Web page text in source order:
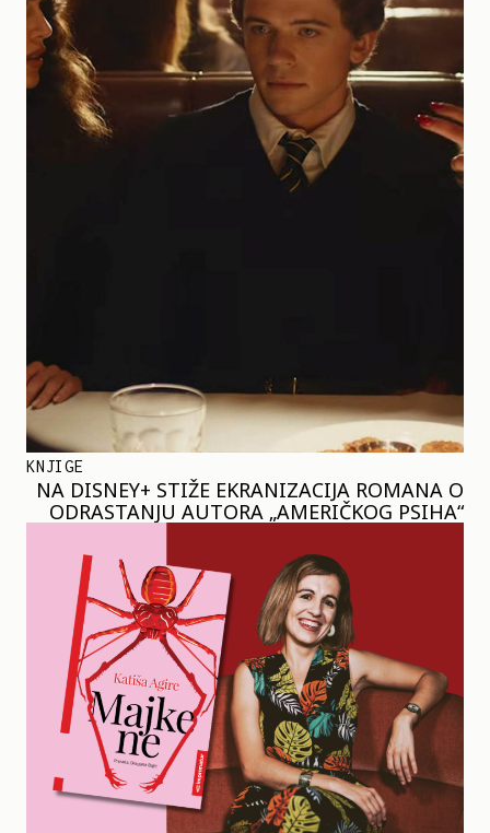
KNJIGE
NA DISNEY+ STIŽE EKRANIZACIJA ROMANA O
ODRASTANJU AUTORA „AMERIČKOG PSIHA“